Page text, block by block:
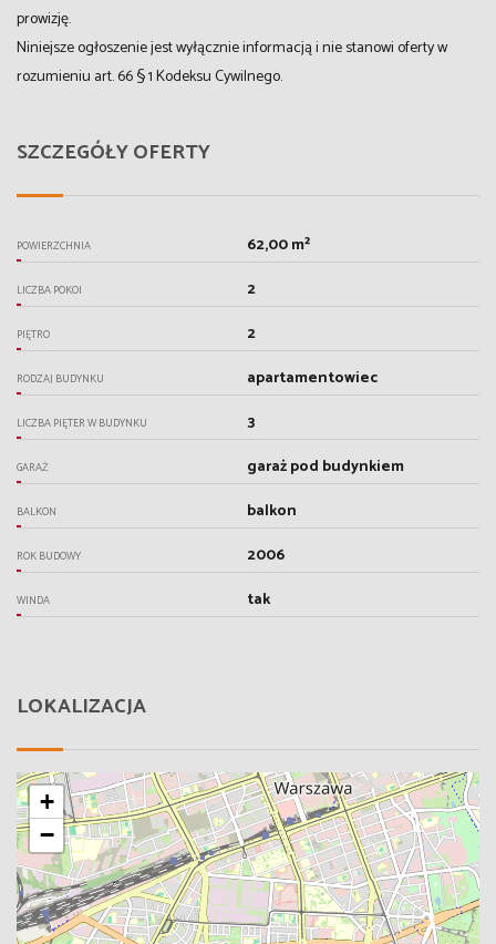
prowizję.
Niniejsze ogłoszenie jest wyłącznie informacją i nie stanowi oferty w
rozumieniu art. 66 § 1 Kodeksu Cywilnego.
SZCZEGÓŁY OFERTY
POWIERZCHNIA 62,00 m²
LICZBA POKOI 2
PIĘTRO 2
RODZAJ BUDYNKU apartamentowiec
LICZBA PIĘTER W BUDYNKU 3
GARAŻ garaż pod budynkiem
BALKON balkon
ROK BUDOWY 2006
WINDA tak
LOKALIZACJA
+
−